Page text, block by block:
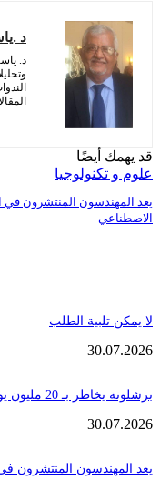
د
د.
قد يهمك أيضًا
علوم و تكنولوجيا
يعد المهندسون المنتشرون
الاصطناعي
لا يمكن تلبية الطلب
30.07.2026
برشلونة يخاطر بـ 20 مليون يورو علاوة على صفقة خافي جويرا
30.07.2026
يعد المهندسون المنتشرون